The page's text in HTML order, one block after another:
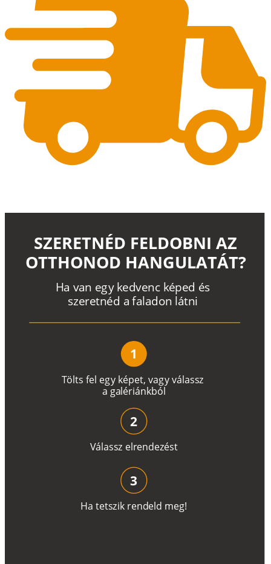
Tölts fel egy képet, vagyválassz
a galériánkból
Ha van egy kedvenc képed és
szeretnéd a faladon látni
SZERETNÉD FELDOBNI AZ
OTTHONOD HANGULATÁT?
1
Válassz elrendezést
2
Ha tetszik rendeld meg!
3